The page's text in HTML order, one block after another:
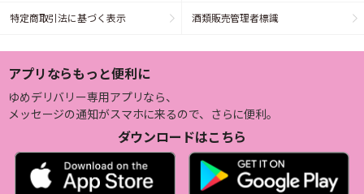
特定商取引法に基づく表示 酒類販売管理者標識
アプリならもっと便利に
ゆめデリバリー専用アプリなら、
メッセージの通知がスマホに来るので、さらに便利。
ダウンロードはこちら